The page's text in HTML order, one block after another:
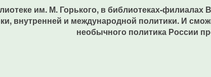
им. М. Горького, в библиотеках-
внутренней и международной политики. И
необычного политика России